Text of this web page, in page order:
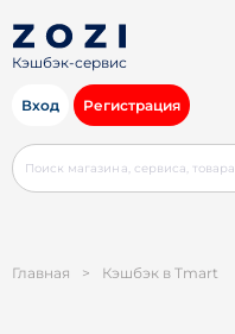
Кэшбэк-сервис
Вход Регистрация
Главная > Кэшбэк в Tmart